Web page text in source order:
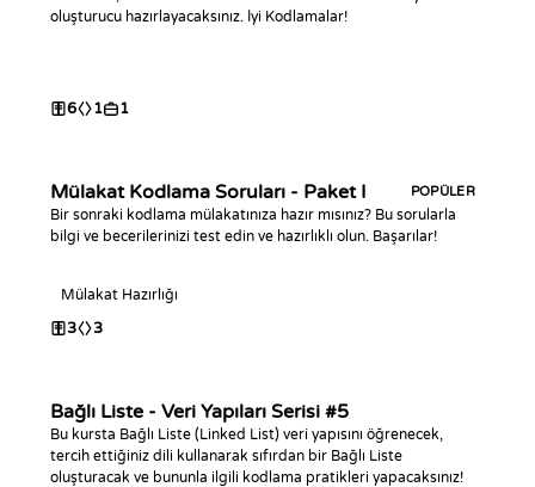
oluşturucu hazırlayacaksınız. İyi Kodlamalar!
6 1 1
Mülakat Kodlama Soruları - Paket I POPÜLER
Bir sonraki kodlama mülakatınıza hazır mısınız? Bu sorularla
bilgi ve becerilerinizi test edin ve hazırlıklı olun. Başarılar!
Mülakat Hazırlığı
3 3
Bağlı Liste - Veri Yapıları Serisi #5
Bu kursta Bağlı Liste (Linked List) veri yapısını öğrenecek,
tercih ettiğiniz dili kullanarak sıfırdan bir Bağlı Liste
oluşturacak ve bununla ilgili kodlama pratikleri yapacaksınız!